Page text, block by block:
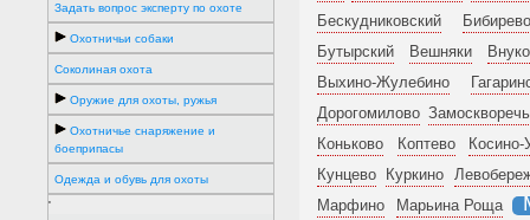
Задать вопрос эксперту по охоте
Охотничьи собаки
Соколиная охота
Оружие для охоты, ружья
Охотничье снаряжение и
боеприпасы
Одежда и обувь для охоты
'
Бескудниковский
Бибирево
Бутырский
Вешняки
Выхино-Жулебино
Дорогомилово
Коньково
Коптево
Косино-
Кунцево
Куркино
Марфино
Марьина Роща